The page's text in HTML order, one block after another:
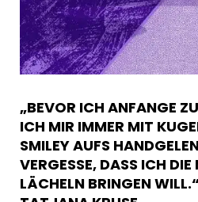
„BEVOR ICH ANFANGE
ICH MIR IMMER MIT
SMILEY AUFS
VERGESSE, DASS ICH
LÄCHELN BRINGEN